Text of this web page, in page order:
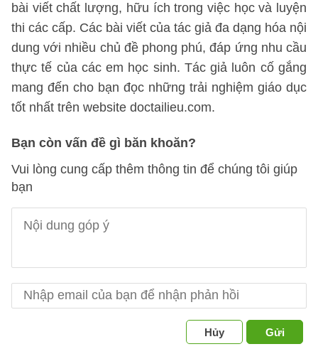
bài viết chất lượng, hữu ích trong việc học và luyện
thi các cấp. Các bài viết của tác giả đa dạng hóa nội
dung với nhiều chủ đề phong phú, đáp ứng nhu cầu
thực tế của các em học sinh. Tác giả luôn cố gắng
mang đến cho bạn đọc những trải nghiệm giáo dục
tốt nhất trên website doctailieu.com.
Bạn còn vấn đề gì băn khoăn?
Vui lòng cung cấp thêm thông tin để chúng tôi giúp
bạn
Hủy Gửi